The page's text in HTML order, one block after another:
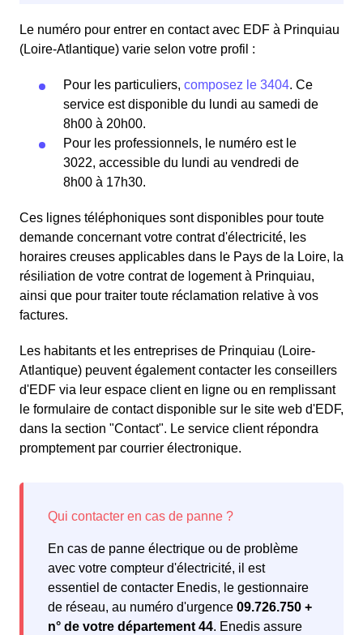
Le numéro pour entrer en contact avec EDF à Prinquiau
(Loire-Atlantique) varie selon votre profil :
Pour les particuliers, composez le 3404. Ce
service est disponible du lundi au samedi de
8h00 à 20h00.
Pour les professionnels, le numéro est le
3022, accessible du lundi au vendredi de
8h00 à 17h30.
Ces lignes téléphoniques sont disponibles pour toute
demande concernant votre contrat d'électricité, les
horaires creuses applicables dans le Pays de la Loire, la
résiliation de votre contrat de logement à Prinquiau,
ainsi que pour traiter toute réclamation relative à vos
factures.
Les habitants et les entreprises de Prinquiau (Loire-
Atlantique) peuvent également contacter les conseillers
d'EDF via leur espace client en ligne ou en remplissant
le formulaire de contact disponible sur le site web d'EDF,
dans la section "Contact". Le service client répondra
promptement par courrier électronique.
En cas de panne électrique ou de problème
avec votre compteur d'électricité, il est
essentiel de contacter Enedis, le gestionnaire
de réseau, au numéro d'urgence 09.726.750 +
n° de votre département 44. Enedis assure